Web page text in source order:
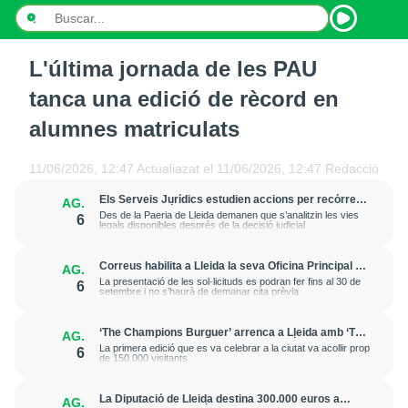
PROGRAMES
CONTACTE
L'última jornada de les PAU
tanca una edició de rècord en
alumnes matriculats
11/06/2026, 12:47 Actualiazat el 11/06/2026, 12:47 Redacció
AG.
6
Els Serveis Jurídics estudien accions per recórrer
l’excarceració de l’investigat per l’onada de
robatoris i incendis a l’Horta
Des de la Paeria de Lleida demanen que s’analitzin les vies
legals disponibles després de la decisió judicial
AG.
6
Correus habilita a Lleida la seva Oficina Principal i
la sucursal de Lleida Ronda per a atendre les
esmenes de regularització de migrants
La presentació de les sol·licituds es podran fer fins al 30 de
setembre i no s’haurà de demanar cita prèvia
AG.
6
‘The Champions Burguer’ arrenca a Lleida amb ‘The
Big Game’, una ruta inspirada en l’estètica del futbol
americà
La primera edició que es va celebrar a la ciutat va acollir prop
de 150.000 visitants
AG.
La Diputació de Lleida destina 300.000 euros a